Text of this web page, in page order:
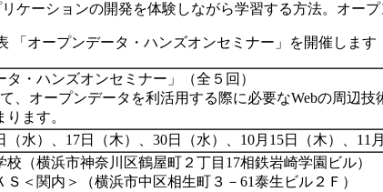
ケーションの開発を体験しながら学習する方法。オー
「オープンデータ・ハンズオンセミナー」を開催します
タ・ハンズオンセミナー」（全５回）
、オープンデータを利活用する際に必要なWebの周辺
ます。
（水）、17日（木）、30日（水）、10月15日（木）、
校（横浜市神奈川区鶴屋町２丁目17相鉄岩崎学園ビル
Ｓ＜関内＞（横浜市中区相生町３－61泰生ビル２Ｆ）